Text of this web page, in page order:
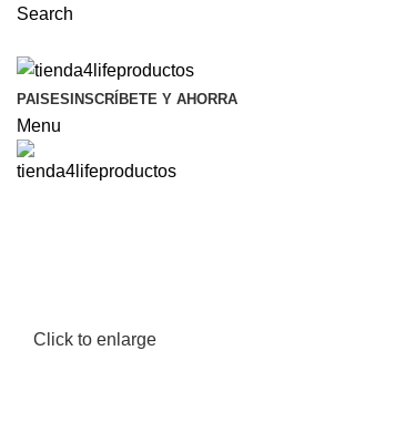
Search
PAISES INSCRÍBETE Y AHORRA
Menu
Click to enlarge